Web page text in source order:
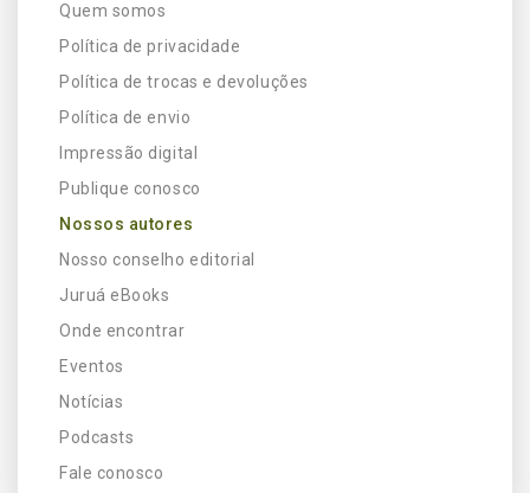
Quem somos
Política de privacidade
Política de trocas e devoluções
Política de envio
Impressão digital
Publique conosco
Nossos autores
Nosso conselho editorial
Juruá eBooks
Onde encontrar
Eventos
Notícias
Podcasts
Fale conosco